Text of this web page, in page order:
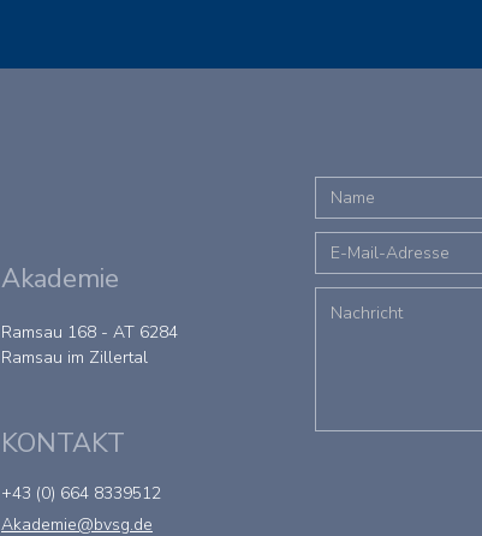
Akademie
Ramsau 168 - AT 6284
Ramsau im Zillertal
KONTAKT
+43 (0) 664 8339512
Akademie@bvsg.de